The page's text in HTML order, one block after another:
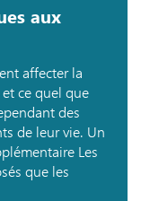
aux
affecter la
ce quel que
des
de leur vie. Un
Les
que les